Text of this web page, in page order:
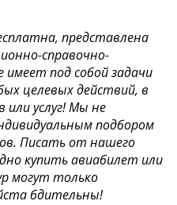
представлена
справочно-
имеет под собой задачи
целевых действий, в
услуг! Мы не
подбором
Писать от нашего
купить авиабилет или
могут только
бдительны!